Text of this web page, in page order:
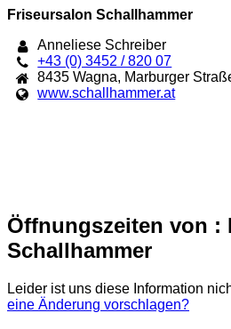
Friseursalon Schallhammer
Anneliese Schreiber
+43 (0) 3452 / 820 07
8435 Wagna, Marburger
www.schallhammer.at
Öffnungszeiten von :
Schallhammer
Leider ist uns diese Information
eine Änderung vorschlagen?